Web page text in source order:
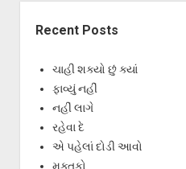
Recent Posts
ચાહી શક્યો છું ક્યાં
ફાવ્યું નહીં
નહીં લાગે
રહેવા દે
એ પહેલાં દોડી આવો
મુક્તકો